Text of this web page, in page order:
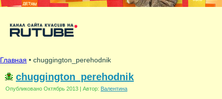
Главная • chuggington_perehodnik
chuggington_perehodnik
Опубликовано Октябрь 2013 | Автор: Валентина